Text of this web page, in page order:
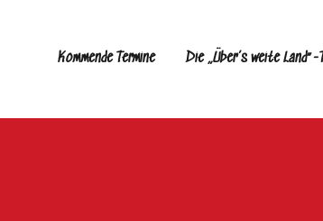
Kommende Termine Die „Über’s weite Land“-